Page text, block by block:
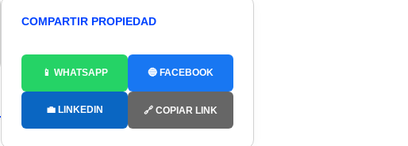
COMPARTIR PROPIEDAD
📱 WHATSAPP 🔵 FACEBOOK
💼 LINKEDIN 🔗 COPIAR LINK